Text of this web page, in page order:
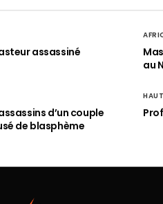
assassiné
au
d’un couple
de blasphème